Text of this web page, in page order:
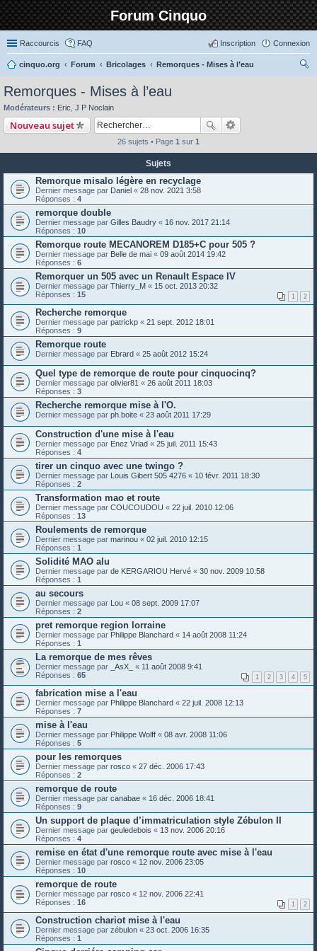
Forum Cinquo
Raccourcis FAQ Connexion
Inscription
cinquo.org Forum Bricolages
Remorques - Mises à l’eau
Remorques - Mises à l’eau
Modérateurs : Eric J P Noclain
Nouveau sujet
26 sujets • Page 1 sur 1
Sujets
Remorque misalo légère en recyclage
Dernier message par Daniel « 28 nov. 2021 3:58
Réponses : 4
remorque double
Dernier message par Gilles Baudry « 16 nov. 2017 21:14
Réponses : 10
Remorque route MECANOREM D185+C pour 505 ?
Dernier message par Belle de mai « 09 août 2014 19:42
Réponses : 6
Remorquer un 505 avec un Renault Espace IV
Dernier message par Thierry_M « 15 oct. 2013 20:32
Réponses : 15 1 2
Recherche remorque
Dernier message par patrickp « 21 sept. 2012 18:01
Réponses : 9
Remorque route
Dernier message par Ebrard « 25 août 2012 15:24
Quel type de remorque de route pour cinquocinq?
Dernier message par olivier81 « 26 août 2011 18:03
Réponses : 3
Recherche remorque mise à l'O.
Dernier message par ph.boite « 23 août 2011 17:29
Construction d'une mise à l'eau
Dernier message par Enez Vriad « 25 juil. 2011 15:43
Réponses : 4
tirer un cinquo avec une twingo ?
Dernier message par Louis Gibert 505 4276 « 10 févr. 2011 18:30
Réponses : 2
Transformation mao et route
Dernier message par COUCOUDOU « 22 juil. 2010 12:06
Réponses : 13
Roulements de remorque
Dernier message par marinou « 02 juil. 2010 12:15
Réponses : 1
Solidité MAO alu
Dernier message par de KERGARIOU Hervé « 30 nov. 2009 10:58
Réponses : 1
au secours
Dernier message par Lou « 08 sept. 2009 17:07
Réponses : 2
pret remorque region lorraine
Dernier message par Philippe Blanchard « 14 août 2008 11:24
Réponses : 1
La remorque de mes rêves
Dernier message par _AsX_ « 11 août 2008 9:41
Réponses : 65 1 2 3 4 5
fabrication mise a l'eau
Dernier message par Philippe Blanchard « 22 juil. 2008 12:13
Réponses : 7
mise à l'eau
Dernier message par Philippe Wolff « 08 avr. 2008 11:06
Réponses : 5
pour les remorques
Dernier message par rosco « 27 déc. 2006 17:43
Réponses : 2
remorque de route
Dernier message par canabae « 16 déc. 2006 18:41
Réponses : 9
Un support de plaque d’immatriculation style Zébulon II
Dernier message par geuledebois « 13 nov. 2006 20:16
Réponses : 4
remise en état d'une remorque route avec mise à l'eau
Dernier message par rosco « 12 nov. 2006 23:05
Réponses : 10
remorque de route
Dernier message par rosco « 12 nov. 2006 22:41
Réponses : 16 1 2
Construction chariot mise à l'eau
Dernier message par zébulon « 23 oct. 2006 16:35
Réponses : 1